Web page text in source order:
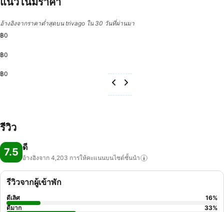
อ้างอิงจากราคาต่ำสุดบน trivago ใน 30 วันที่ผ่านมา
฿0
฿0
฿0
รีวิว
7.5 ดี
อ้างอิงจาก 4,203 การให้คะแนนบนไซต์ชั้นนำ
รีวิวจากผู้เข้าพัก
ดีเลิศ 16%
ดีมาก
33%